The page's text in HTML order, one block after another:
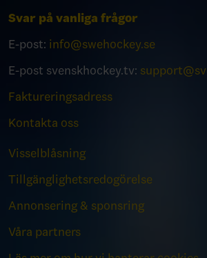
Svar på vanliga frågor
E-post: info@swehockey.se
E-post svenskhockey.tv:
Faktureringsadress
Kontakta oss
Visselblåsning
Tillgänglighetsredogörelse
Annonsering & sponsring
Våra partners